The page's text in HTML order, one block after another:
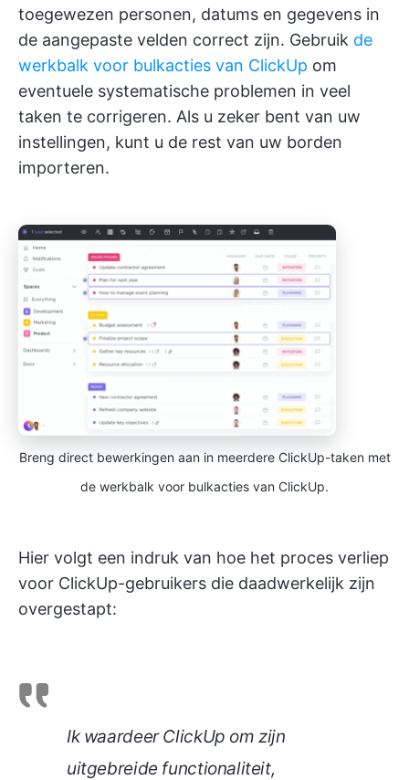
toegewezen personen, datums en gegevens in
de aangepaste velden correct zijn. Gebruik de
werkbalk voor bulkacties van ClickUp om
eventuele systematische problemen in veel
taken te corrigeren. Als u zeker bent van uw
instellingen, kunt u de rest van uw borden
importeren.
Breng direct bewerkingen aan in meerdere ClickUp-taken met
de werkbalk voor bulkacties van ClickUp.
Hier volgt een indruk van hoe het proces verliep
voor ClickUp-gebruikers die daadwerkelijk zijn
overgestapt:
Ik waardeer ClickUp om zijn
uitgebreide functionaliteit,